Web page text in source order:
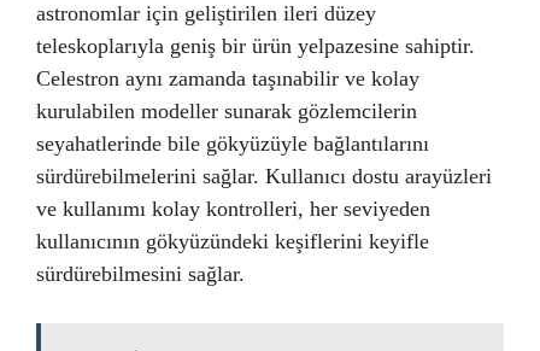
astronomlar için geliştirilen ileri düzey
teleskoplarıyla geniş bir ürün yelpazesine sahiptir.
Celestron aynı zamanda taşınabilir ve kolay
kurulabilen modeller sunarak gözlemcilerin
seyahatlerinde bile gökyüzüyle bağlantılarını
sürdürebilmelerini sağlar. Kullanıcı dostu arayüzleri
ve kullanımı kolay kontrolleri, her seviyeden
kullanıcının gökyüzündeki keşiflerini keyifle
sürdürebilmesini sağlar.